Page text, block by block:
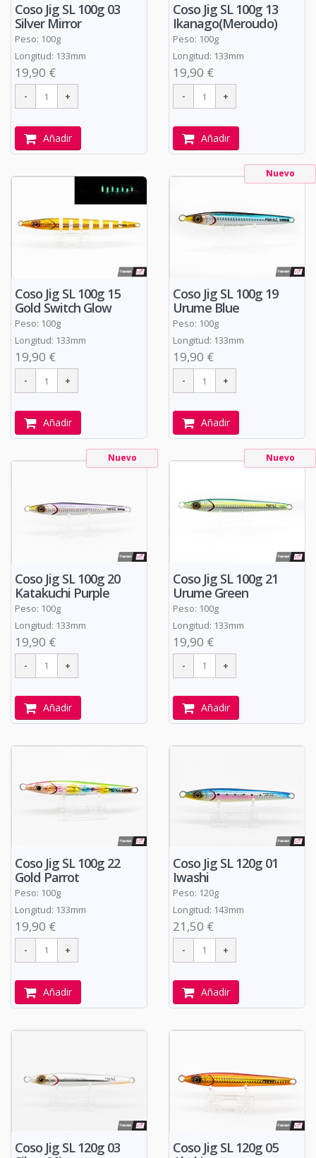
Coso Jig SL 100g 03
Silver Mirror
Peso: 100g
Longitud: 133mm
19,90 €
Añadir
Coso Jig SL 100g 13
Ikanago(Meroudo)
Peso: 100g
Longitud: 133mm
19,90 €
Añadir
Coso Jig SL 100g 15
Gold Switch Glow
Peso: 100g
Longitud: 133mm
19,90 €
Añadir
Nuevo
Coso Jig SL 100g 19
Urume Blue
Peso: 100g
Longitud: 133mm
19,90 €
Añadir
Nuevo
Coso Jig SL 100g 20
Katakuchi Purple
Peso: 100g
Longitud: 133mm
19,90 €
Añadir
Nuevo
Coso Jig SL 100g 21
Urume Green
Peso: 100g
Longitud: 133mm
19,90 €
Añadir
Coso Jig SL 100g 22
Gold Parrot
Peso: 100g
Longitud: 133mm
19,90 €
Añadir
Coso Jig SL 120g 01
Iwashi
Peso: 120g
Longitud: 143mm
21,50 €
Añadir
Coso Jig SL 120g 03
Coso Jig SL 120g 05